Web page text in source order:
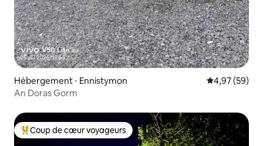
Hébergement ⋅ Ennistymon Évaluation
4,97 (59)
An Doras Gorm
Coups de cœur voyageurs les plus appréciés
Coup de cœur voyageurs